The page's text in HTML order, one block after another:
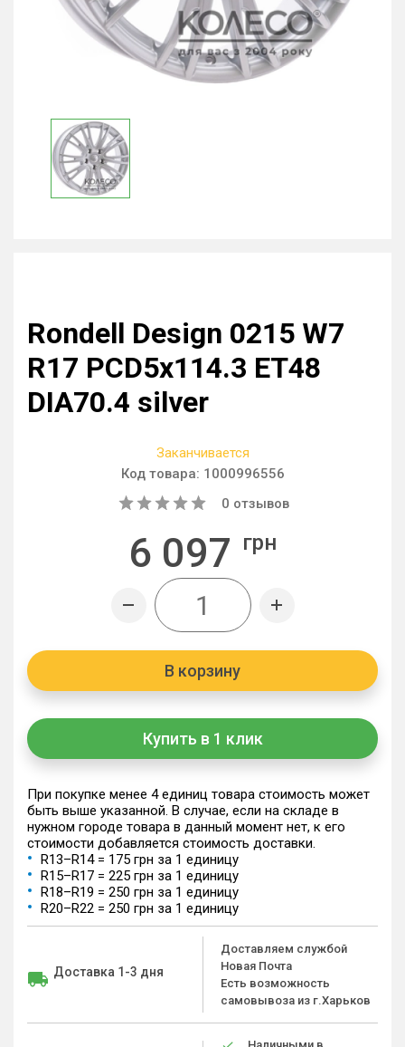
Rondell Design 0215 W7
R17 PCD5x114.3 ET48
DIA70.4 silver
Заканчивается
Код товара: 1000996556
0 отзывов
6 097 грн
В корзину
Купить в 1 клик
При покупке менее 4 единиц товара стоимость может
быть выше указанной. В случае, если на складе в
нужном городе товара в данный момент нет, к его
стоимости добавляется стоимость доставки.
R13–R14 = 175 грн за 1 единицу
R15–R17 = 225 грн за 1 единицу
R18–R19 = 250 грн за 1 единицу
R20–R22 = 250 грн за 1 единицу
Доставка 1-3 дня
Доставляем службой
Новая Почта
Есть возможность
самовывоза из г.Харьков